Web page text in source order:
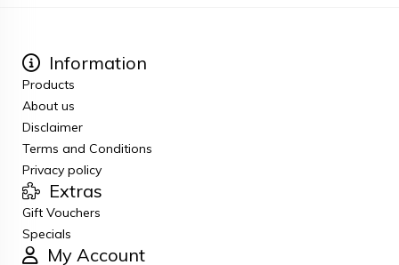
Information
Products
About us
Disclaimer
Terms and Conditions
Privacy policy
Extras
Gift Vouchers
Specials
My Account